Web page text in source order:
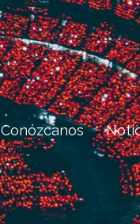
Conózcanos